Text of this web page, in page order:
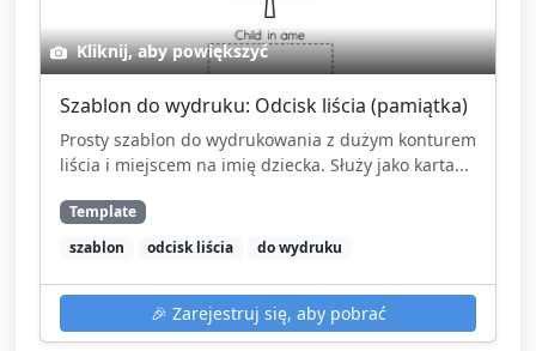
Kliknij, aby powiększyć
Szablon do wydruku: Odcisk liścia (pamiątka)
Prosty szablon do wydrukowania z dużym konturem
liścia i miejscem na imię dziecka. Służy jako karta...
Template
szablon
odcisk liścia do wydruku
🎉 Zarejestruj się, aby pobrać